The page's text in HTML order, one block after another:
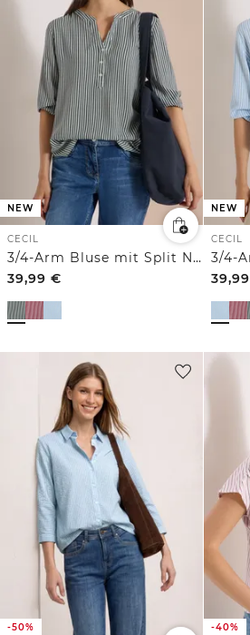
NEW
CECIL
3/4-Arm Bluse mit Split Neck und Streifen
39,99 €
NEW
CECIL
39,99
-50% -40%